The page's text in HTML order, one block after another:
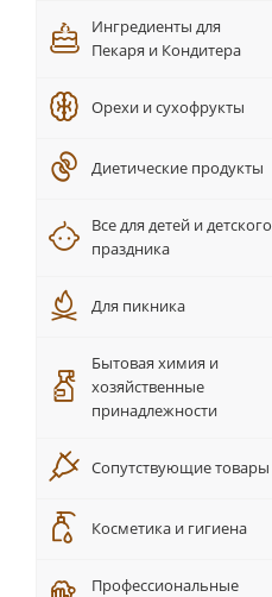
Ингредиенты для
Пекаря и Кондитера
Орехи и сухофрукты
Диетические продукты
Все для детей и детского
праздника
Для пикника
Бытовая химия и
хозяйственные
принадлежности
Сопутствующие товары
Косметика и гигиена
Профессиональные